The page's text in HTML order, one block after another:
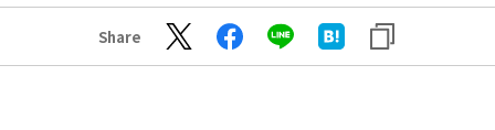
Share